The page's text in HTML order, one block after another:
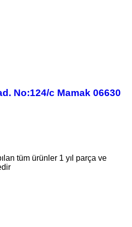
No:124/c Mamak 06630
tüm ürünler 1 yıl parça ve